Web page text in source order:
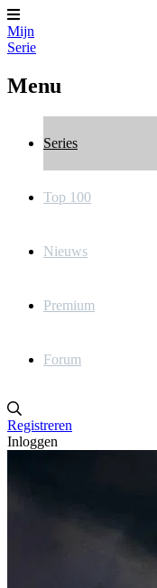
Mijn
Serie
Menu
Series
Top 100
Nieuws
Premium
Forum
Registreren
Inloggen